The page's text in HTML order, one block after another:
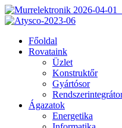
Főoldal
Rovataink
Üzlet
Konstruktőr
Gyártósor
Ágazatok
Energetika